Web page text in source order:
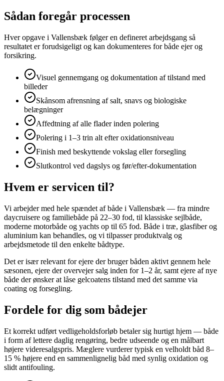
Sådan foregår processen
Hver opgave i Vallensbæk følger en defineret arbejdsgang så
resultatet er forudsigeligt og kan dokumenteres for både ejer og
forsikring.
Visuel gennemgang og dokumentation af tilstand med
billeder
Skånsom afrensning af salt, snavs og biologiske
belægninger
Affedtning af alle flader inden polering
Polering i 1–3 trin alt efter oxidationsniveau
Finish med beskyttende vokslag eller forsegling
Slutkontrol ved dagslys og før/efter-dokumentation
Hvem er servicen til?
Vi arbejder med hele spændet af både i Vallensbæk — fra mindre
daycruisere og familiebåde på 22–30 fod, til klassiske sejlbåde,
moderne motorbåde og yachts op til 65 fod. Både i træ, glasfiber og
aluminium kan behandles, og vi tilpasser produktvalg og
arbejdsmetode til den enkelte bådtype.
Det er især relevant for ejere der bruger båden aktivt gennem hele
sæsonen, ejere der overvejer salg inden for 1–2 år, samt ejere af nye
både der ønsker at låse gelcoatens tilstand med det samme via
coating og forsegling.
Fordele for dig som bådejer
Et korrekt udført vedligeholdsforløb betaler sig hurtigt hjem — både
i form af lettere daglig rengøring, bedre udseende og en målbart
højere videresalgspris. Mæglere vurderer typisk en velholdt båd 8–
15 % højere end en sammenlignelig båd med synlig oxidation og
slidt antifouling.